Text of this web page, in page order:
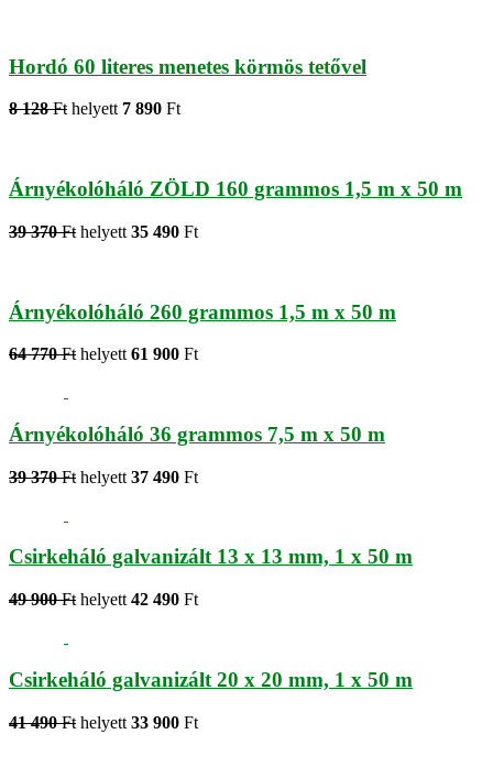
Hordó 60 literes menetes körmös tetővel
8 128 Ft helyett 7 890 Ft
Árnyékolóháló ZÖLD 160 grammos 1,5 m x 50 m
39 370 Ft helyett 35 490 Ft
Árnyékolóháló 260 grammos 1,5 m x 50 m
64 770 Ft helyett 61 900 Ft
Árnyékolóháló 36 grammos 7,5 m x 50 m
39 370 Ft helyett 37 490 Ft
Csirkeháló galvanizált 13 x 13 mm, 1 x 50 m
49 900 Ft helyett 42 490 Ft
Csirkeháló galvanizált 20 x 20 mm, 1 x 50 m
41 490 Ft helyett 33 900 Ft